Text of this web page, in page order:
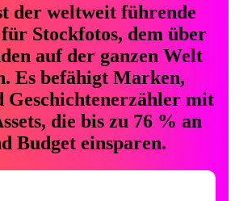
der weltweit führende
Stockfotos, dem über
auf der ganzen Welt
Es befähigt Marken,
Geschichtenerzähler mit
die bis zu 76 % an
Budget einsparen.